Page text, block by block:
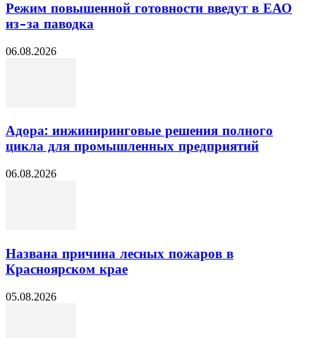
Режим повышенной готовности введут в ЕАО
из-за паводка
06.08.2026
Адора: инжиниринговые решения полного
цикла для промышленных предприятий
06.08.2026
Названа причина лесных пожаров в
Красноярском крае
05.08.2026